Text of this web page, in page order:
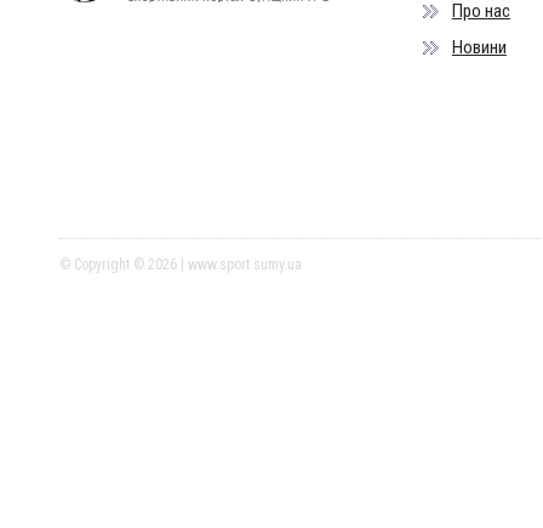
Про нас
Новини
© Copyright © 2026 | www.sport.sumy.ua